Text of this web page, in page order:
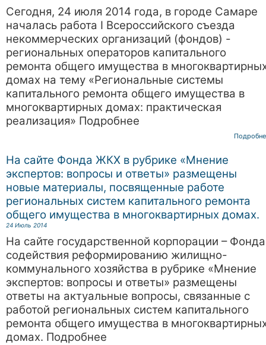
Сегодня, 24 июля 2014 года, в городе Самаре
началась работа I Всероссийского съезда
некоммерческих организаций (фондов) -
региональных операторов капитального
ремонта общего имущества в
домах на тему «Региональные системы
капитального ремонта общего имущества в
многоквартирных домах: практическая
реализация» Подробнее
На сайте Фонда ЖКХ в рубрике «Мнение
экспертов: вопросы и ответы» размещены
новые материалы, посвященные работе
региональных систем капитального ремонта
общего имущества в многоквартирных домах.
24 Июль 2014
На сайте государственной корпорации – Фонда
содействия реформированию жилищно-
коммунального хозяйства в рубрике «Мнение
экспертов: вопросы и ответы» размещены
ответы на актуальные вопросы, связанные с
работой региональных систем капитального
ремонта общего имущества в
домах. Подробнее